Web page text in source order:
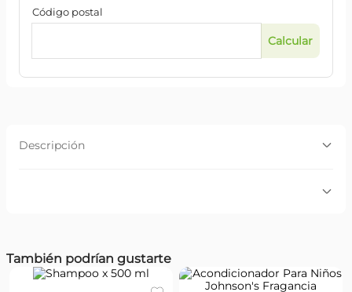
Código postal
Descripción
Beneficios:
Hipoalergénica - Sin lágrimas. Altamente recomendado
También podrían gustarte
Cargando...